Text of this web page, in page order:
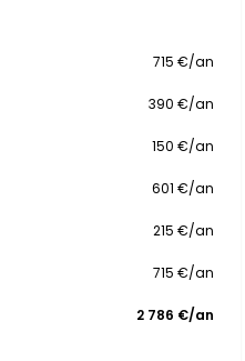
715 €/an
390 €/an
150 €/an
601 €/an
215 €/an
715 €/an
2 786 €/an